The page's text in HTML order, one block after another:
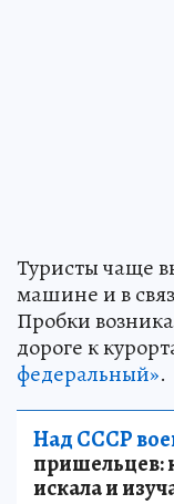
Туристы чаще
машине и в
Пробки
дороге к
федеральный».
Над СССР
пришельцев:
искала и